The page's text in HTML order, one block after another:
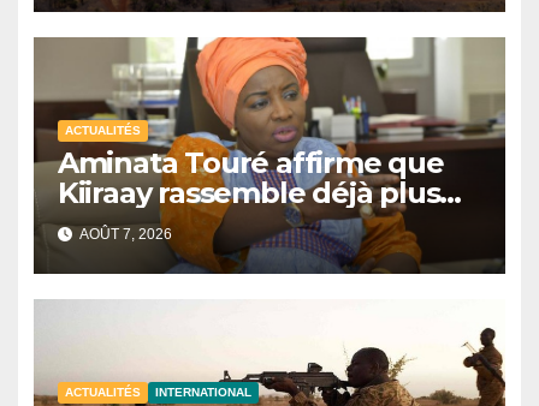
ACTUALITÉS
Aminata Touré affirme que
Kiiraay rassemble déjà plus
de la moitié des maires du
Sénégal
AOÛT 7, 2026
ACTUALITÉS INTERNATIONAL